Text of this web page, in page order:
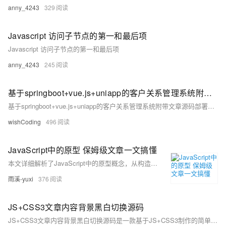
anny_4243 329
Javascript 访问子节点的第一和最后项
Javascript 访问子节点的第一和最后项
anny_4243 245
基于springboot+vue.js+uniapp的客户关系管理系统附带文章源码部署视频讲解等
基于springboot+vue.js+uniapp的客户关系管理系统附带文章源码部署视频讲解等
wishCoding 496
JavaScript中的原型 保姆级文章一文搞懂
本文详细解析了JavaScript中的原型概念，从构造函数、原型对象、`__proto__`属性、`constructor`属性到原型链，层层递进地解释了JavaScript如何通过原型实现继承机制。适合初学者深入理解JS面向对象编程的核心原理。
雨溪-yuxi 376
JS+CSS3文章内容背景黑白切换源码
JS+CSS3文章内容背景黑白切换源码是一款基于JS+CSS3制作的简单网页文章文字内容背景颜色黑白切换效果。